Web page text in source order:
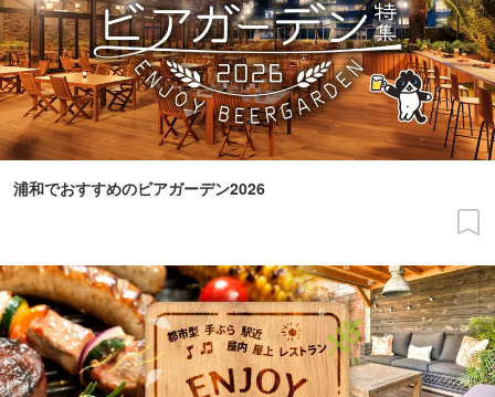
浦和でおすすめのビアガーデン2026